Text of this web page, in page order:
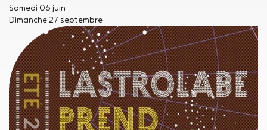
Samedi 06 juin
Dimanche 27 septembre